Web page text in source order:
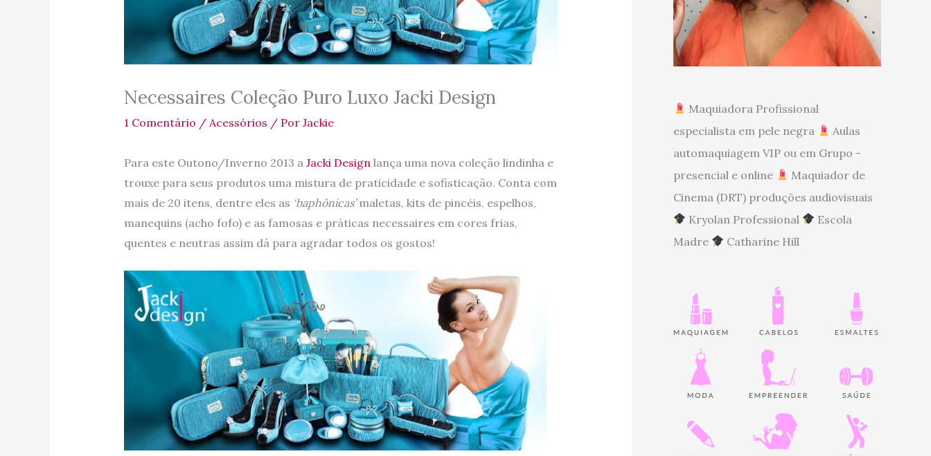
Necessaires Coleção Puro Luxo Jacki Design
1 Comentário / Acessórios / Por Jackie
Para este Outono/Inverno 2013 a Jacki Design lança uma nova coleção lindinha e
trouxe para seus produtos uma mistura de praticidade e sofisticação. Conta com
mais de 20 itens, dentre eles as ‘baphônicas’maletas, kits de pincéis, espelhos,
manequins (acho fofo) e as famosas e práticas necessaires em cores frias,
quentes e neutras assim dá para agradar todos os gostos!
Maquiadora Profissional
especialista em pele negra
Aulas
automaquiagem VIP ou em Grupo -
presencial e online
Maquiador de
Cinema (DRT) produções audiovisuais
Kryolan Professional
Escola
Madre
Catharine Hill